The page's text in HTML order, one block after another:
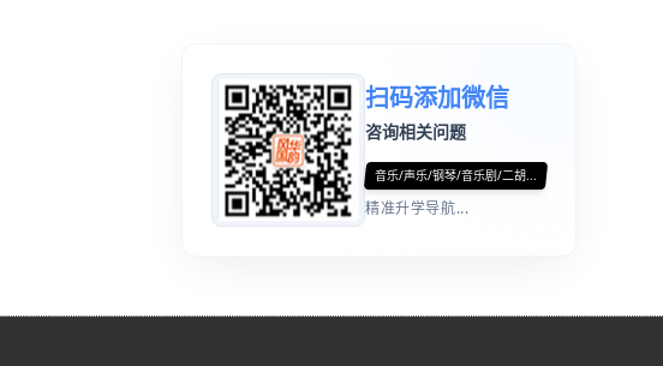
扫码添加微信
咨询相关问题
音乐/声乐/钢琴/音乐剧/二胡...
精准升学导航...